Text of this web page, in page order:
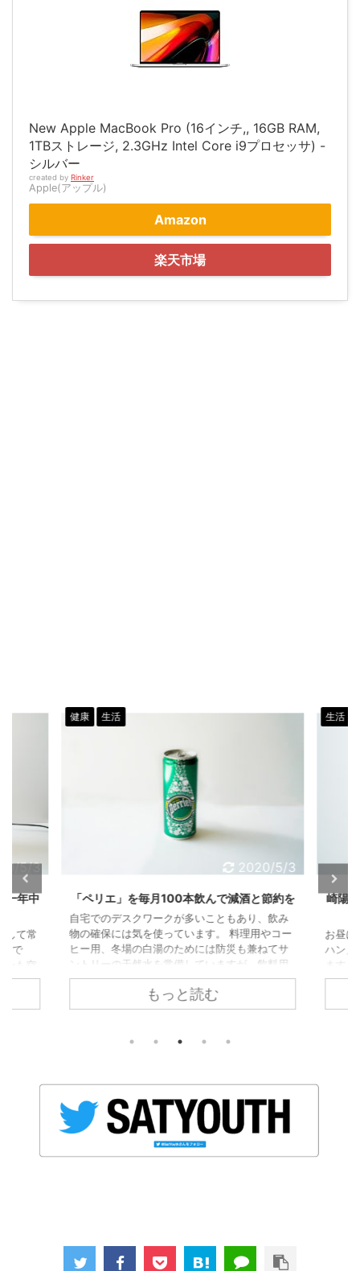
New Apple MacBook Pro (16インチ,, 16GB RAM,
1TBストレージ, 2.3GHz Intel Core i9プロセッサ) -
シルバー
created by Rinker
Apple(アップル)
Amazon
楽天市場
5/3
一年中
して常
で
も空
。 部
清浄
健康 生活
2020/5/3
「ペリエ」を毎月100本飲んで減酒と節約を
自宅でのデスクワークが多いこともあり、飲み
物の確保には気を使っています。 料理用やコー
ヒー用、冬場の白湯のためには防災も兼ねてサ
ントリーの天然水を常備していますが、飲料用
としては「ペリエ」の330ml缶を愛飲していま
す。 なんでもペリエは炭酸を後から添加したわ
けではない“天然の発泡水”だそうですが、単純
ころが気に入っています。 缶で買って、缶のま
が抜けず、万が一こぼしても被害が ...
もっと読む
生活
崎陽
お昼に
ハン」
はさす
70